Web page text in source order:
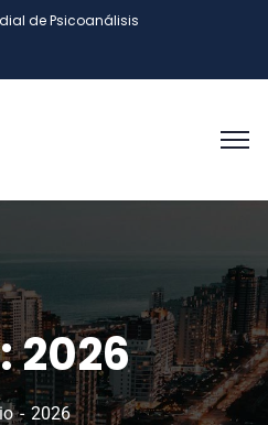
de Psicoanálisis
2026
2026